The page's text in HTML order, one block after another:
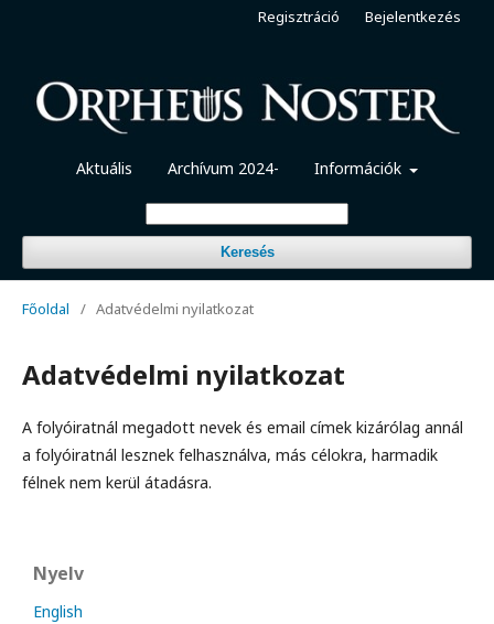
Aktuális Archívum 2024- Információk
Keresés
Regisztráció Bejelentkezés
Főoldal / Adatvédelmi nyilatkozat
Adatvédelmi nyilatkozat
A folyóiratnál megadott nevek és email címek kizárólag annál
a folyóiratnál lesznek felhasználva, más célokra, harmadik
félnek nem kerül átadásra.
Nyelv
English